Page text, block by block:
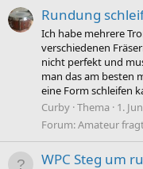
Rundung
Ich habe mehrere
verschiedenen
nicht perfekt und
man das am besten
eine Form schleifen
Curby Thema 1.
Forum:Amateur
WPC Steg um